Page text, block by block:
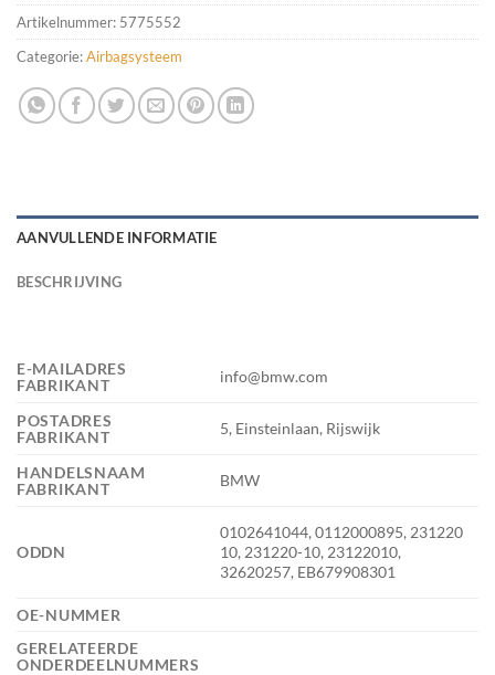
Artikelnummer: 5775552
Categorie:Airbagsysteem
AANVULLENDE INFORMATIE
BESCHRIJVING
E-MAILADRES
FABRIKANT
info@bmw.com
POSTADRES
FABRIKANT
5, Einsteinlaan, Rijswijk
HANDELSNAAM
FABRIKANT
BMW
ODDN
0102641044, 0112000895, 231220
10, 231220-10, 23122010,
32620257, EB679908301
OE-NUMMER
GERELATEERDE
ONDERDEELNUMMERS